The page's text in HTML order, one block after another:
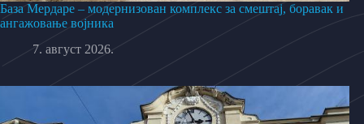
База Мердаре – модернизован комплекс за смештај, боравак и
ангажовање војника
7. август 2026.